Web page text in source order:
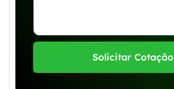
Solicitar Cotação